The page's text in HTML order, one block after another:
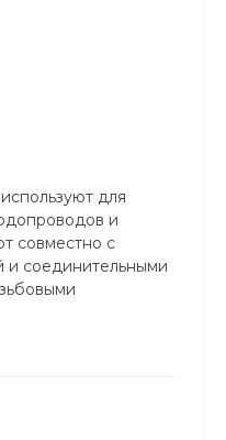
для
и
совместно с
и соединительными